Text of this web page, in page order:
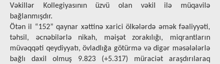
Vəkillər Kоllеgiyаsının üzvü olan vəkil ilə müqavilə
bağlanmışdır.
Ötən il “152” qaynar xəttinə xarici ölkələrdə əmək fəaliyyəti,
təhsil, əcnəbilərlə nikah, məişət zorakılığı, miqrantların
müvəqqəti qeydiyyatı, övladlığa götürmə və digər məsələlərlə
bağlı daxil olmuş 9.823 (+5.317) müraciət araşdırılaraq